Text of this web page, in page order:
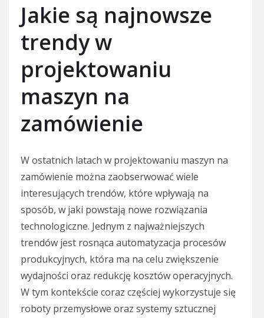
Jakie są najnowsze
trendy w
projektowaniu
maszyn na
zamówienie
W ostatnich latach w projektowaniu maszyn na
zamówienie można zaobserwować wiele
interesujących trendów, które wpływają na
sposób, w jaki powstają nowe rozwiązania
technologiczne. Jednym z najważniejszych
trendów jest rosnąca automatyzacja procesów
produkcyjnych, która ma na celu zwiększenie
wydajności oraz redukcję kosztów operacyjnych.
W tym kontekście coraz częściej wykorzystuje się
roboty przemysłowe oraz systemy sztucznej